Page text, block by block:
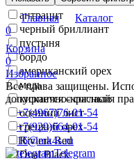
антрацит
черный бриллиант
пустыня
бордо
американский орех
медь
кирпично-красный
осенний лист
грецкий орех
Riviera Red
Dual Black
Главная
Каталог
0
Корзина
0
Избранное
Все права защищены.
допускается с согласия
+7(4967)76-01-54
+7(929)664-01-54
16@mk4s.ru
Telegram